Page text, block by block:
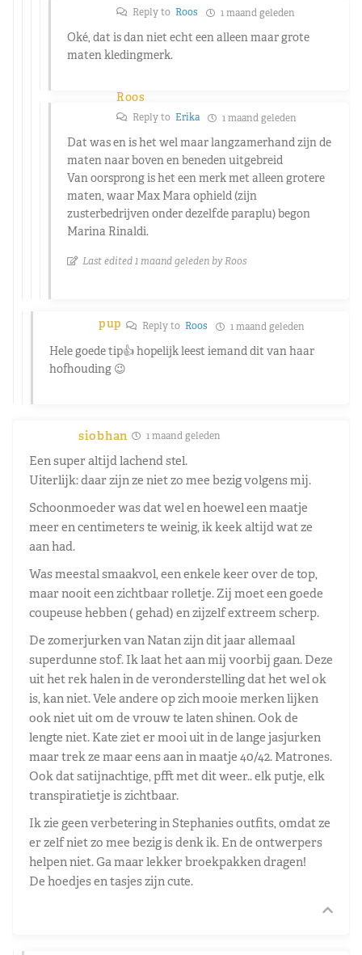
Reply to Roos 1 maand geleden
Oké, dat is dan niet echt een alleen maar grote
maten kledingmerk.
Roos
Reply to Erika 1 maand geleden
Dat was en is het wel maar langzamerhand zijn de
maten naar boven en beneden uitgebreid
Van oorsprong is het een merk met alleen grotere
maten, waar Max Mara ophield (zijn
zusterbedrijven onder dezelfde paraplu) begon
Marina Rinaldi.
Last edited 1 maand geleden by Roos
pup Reply toRoos 1 maand geleden
Hele goede tip👍 hopelijk leest iemand dit van haar
hofhouding 😉
siobhan 1 maand geleden
Een super altijd lachend stel.
Uiterlijk: daar zijn ze niet zo mee bezig volgens mij.
Schoonmoeder was dat wel en hoewel een maatje
meer en centimeters te weinig, ik keek altijd wat ze
aan had.
Was meestal smaakvol, een enkele keer over de top,
maar nooit een zichtbaar rolletje. Zij moet een goede
coupeuse hebben ( gehad) en zijzelf extreem scherp.
De zomerjurken van Natan zijn dit jaar allemaal
superdunne stof. Ik laat het aan mij voorbij gaan. Deze
uit het rek halen in de veronderstelling dat het wel ok
is, kan niet. Vele andere op zich mooie merken lijken
ook niet uit om de vrouw te laten shinen. Ook de
lengte niet. Kate ziet er mooi uit in de lange jasjurken
maar trek ze maar eens aan in maatje 40/42. Matrones.
Ook dat satijnachtige, pfft met dit weer.. elk putje, elk
transpiratietje is zichtbaar.
Ik zie geen verbetering in Stephanies outfits, omdat ze
er zelf niet zo mee bezig is denk ik. En de ontwerpers
helpen niet. Ga maar lekker broekpakken dragen!
De hoedjes en tasjes zijn cute.